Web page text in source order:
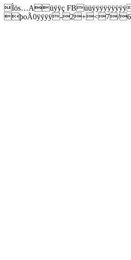
Ìös…Aüÿÿç
þoÃ0ÿÿÿÿ-2+<7/